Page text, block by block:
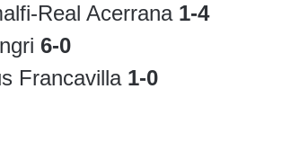
Real Acerrana 1-4
6-0
Francavilla 1-0